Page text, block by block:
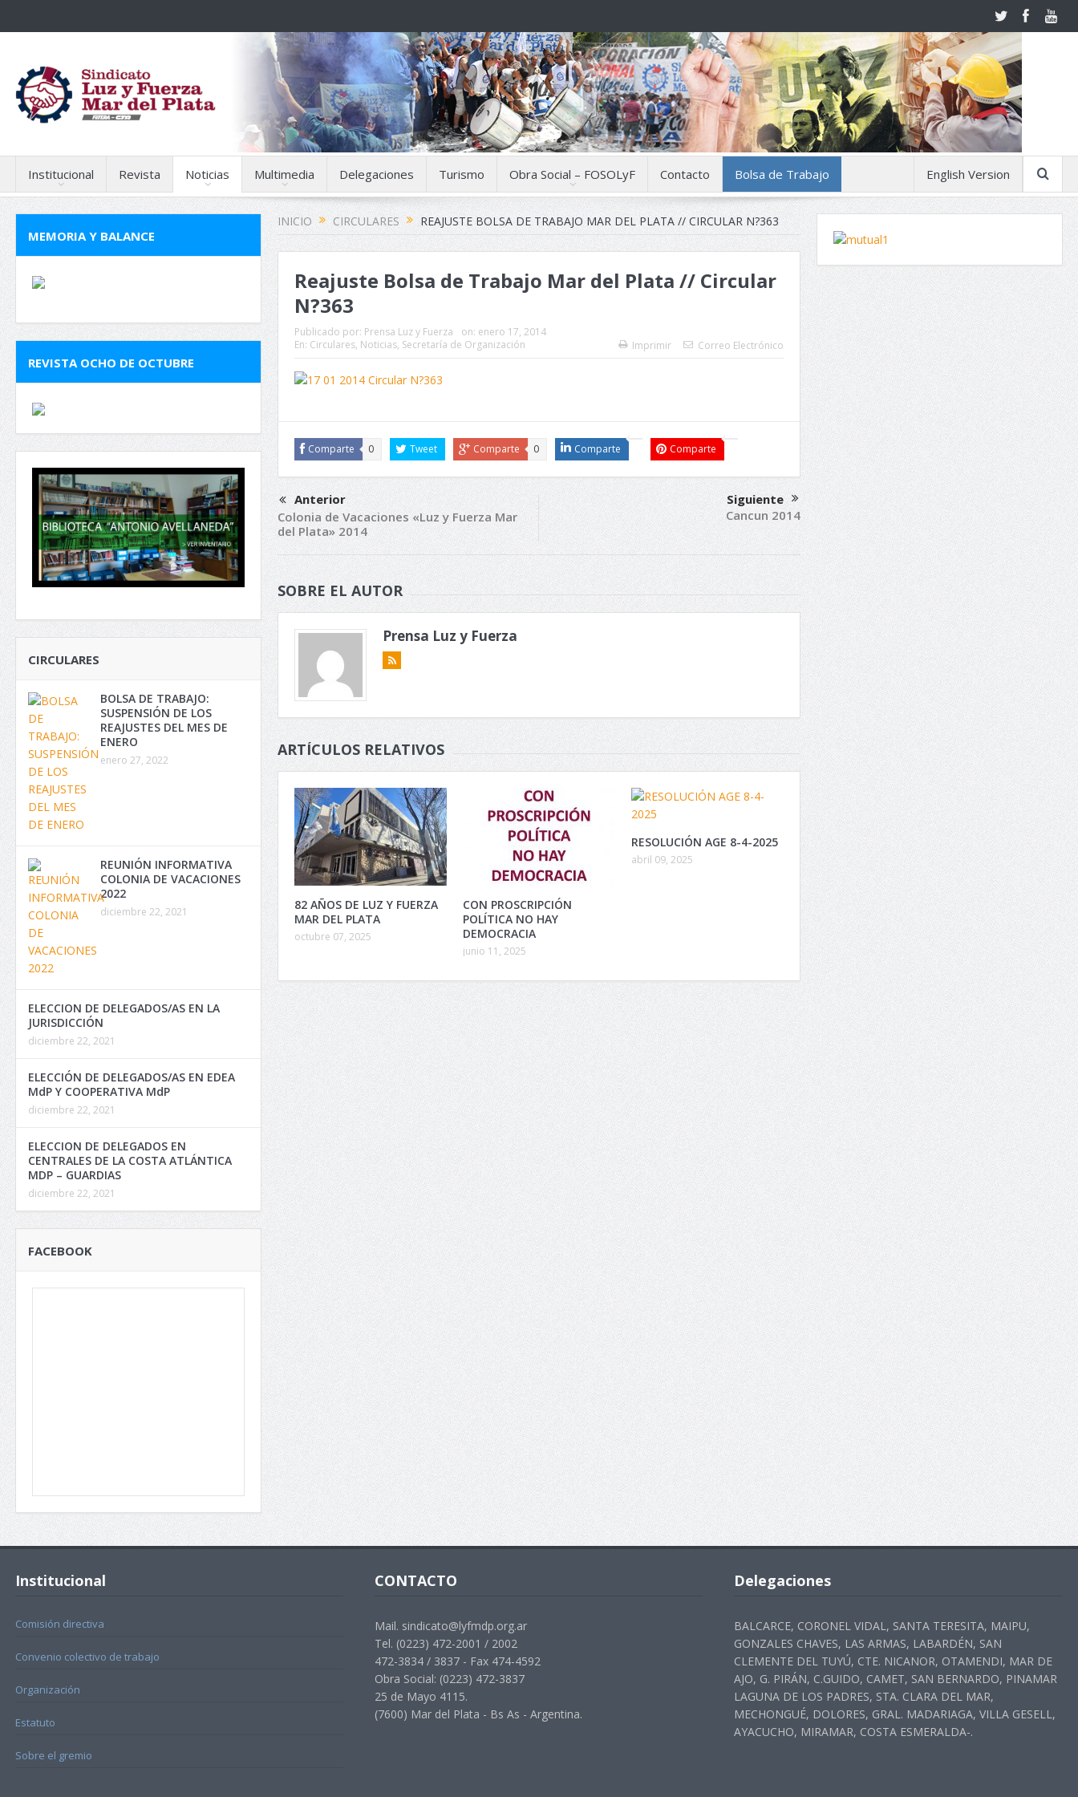
Institucional Revista Noticias Multimedia Delegaciones Turismo Obra Social – FOSOLyF Contacto Bolsa de Trabajo English Version
INICIO CIRCULARES REAJUSTE BOLSA DE TRABAJO MAR DEL PLATA // CIRCULAR N?363
Reajuste Bolsa de Trabajo Mar del Plata // Circular
N?363
Publicado por: Prensa Luz y Fuerza on: enero 17, 2014
En: Circulares, Noticias, Secretaría de Organización Imprimir Correo Electrónico
Comparte 0 Tweet Comparte 0 Comparte Comparte
Anterior
Colonia de Vacaciones «Luz y Fuerza Mar
del Plata» 2014
Siguiente
Cancun 2014
SOBRE EL AUTOR
Prensa Luz y Fuerza
ARTÍCULOS RELATIVOS
82 AÑOS DE LUZ Y FUERZA
MAR DEL PLATA
octubre 07, 2025
CON PROSCRIPCIÓN
POLÍTICA NO HAY
DEMOCRACIA
junio 11, 2025
RESOLUCIÓN AGE 8-4-2025
abril 09, 2025
MEMORIA Y BALANCE
REVISTA OCHO DE OCTUBRE
CIRCULARES
BOLSA DE TRABAJO:
SUSPENSIÓN DE LOS
REAJUSTES DEL MES DE
ENERO
enero 27, 2022
REUNIÓN INFORMATIVA
COLONIA DE VACACIONES
2022
diciembre 22, 2021
ELECCION DE DELEGADOS/AS EN LA
JURISDICCIÓN
diciembre 22, 2021
ELECCIÓN DE DELEGADOS/AS EN EDEA
MdP Y COOPERATIVA MdP
diciembre 22, 2021
ELECCION DE DELEGADOS EN
CENTRALES DE LA COSTA ATLÁNTICA
MDP – GUARDIAS
diciembre 22, 2021
FACEBOOK
Institucional
Comisión directiva
Convenio colectivo de trabajo
Organización
Estatuto
Sobre el gremio
CONTACTO
Mail. sindicato@lyfmdp.org.ar
Tel. (0223) 472-2001 / 2002
472-3834 / 3837 - Fax 474-4592
Obra Social: (0223) 472-3837
25 de Mayo 4115.
(7600) Mar del Plata - Bs As - Argentina.
Delegaciones
BALCARCE, CORONEL VIDAL, SANTA TERESITA, MAIPU,
GONZALES CHAVES, LAS ARMAS, LABARDÉN, SAN
CLEMENTE DEL TUYÚ, CTE. NICANOR, OTAMENDI, MAR DE
AJO, G. PIRÁN, C.GUIDO, CAMET, SAN BERNARDO, PINAMAR
LAGUNA DE LOS PADRES, STA. CLARA DEL MAR,
MECHONGUÉ, DOLORES, GRAL. MADARIAGA, VILLA GESELL,
AYACUCHO, MIRAMAR, COSTA ESMERALDA-.